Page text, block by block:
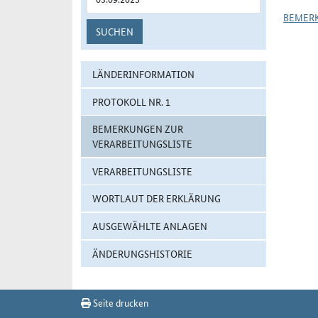
SUCHEN
LÄNDERINFORMATION
PROTOKOLL NR. 1
BEMERKUNGEN ZUR
VERARBEITUNGSLISTE
VERARBEITUNGSLISTE
WORTLAUT DER ERKLÄRUNG
AUSGEWÄHLTE ANLAGEN
ÄNDERUNGSHISTORIE
Seite drucken